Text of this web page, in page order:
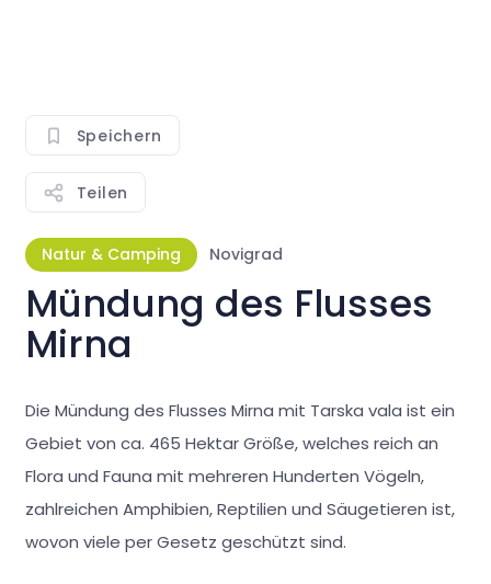
Speichern
Teilen
Natur & Camping Novigrad
Mündung des Flusses
Mirna
Die Mündung des Flusses Mirna mit Tarska vala ist ein
Gebiet von ca. 465 Hektar Größe, welches reich an
Flora und Fauna mit mehreren Hunderten Vögeln,
zahlreichen Amphibien, Reptilien und Säugetieren ist,
wovon viele per Gesetz geschützt sind.